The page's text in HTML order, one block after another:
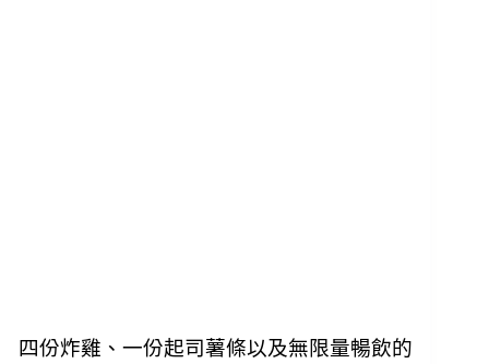
四份炸雞、一份起司薯條以及無限量暢飲的